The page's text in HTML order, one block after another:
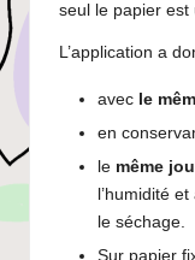
seul le papier est
L’application a
avec le
en
le même
l’humidité
le séchage.
Sur papier